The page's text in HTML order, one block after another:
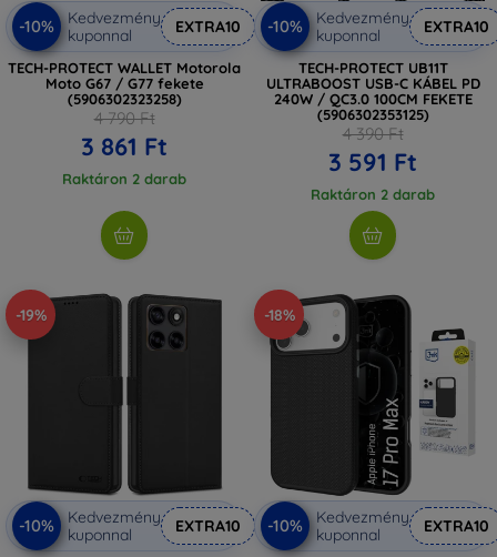
-10%
Kedvezmény
kuponnal
EXTRA10
TECH-PROTECT WALLET Motorola
Moto G67 / G77 fekete
(5906302323258)
4 790 Ft
3 861 Ft
Raktáron 2 darab
-10%
Kedvezmény
kuponnal
EXTRA10
TECH-PROTECT UB11T
ULTRABOOST USB-C KÁBEL PD
240W / QC3.0 100CM FEKETE
(5906302353125)
4 390 Ft
3 591 Ft
Raktáron 2 darab
-19%
-10%
Kedvezmény
kuponnal
EXTRA10
-18%
-10%
Kedvezmény
kuponnal
EXTRA10